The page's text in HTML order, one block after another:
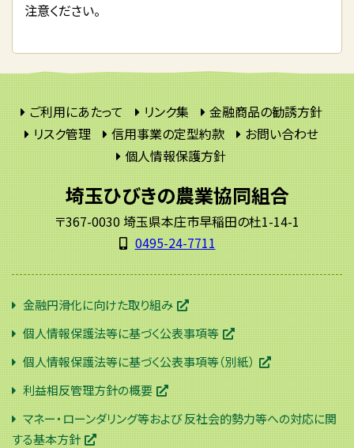
注意ください。
ご利用にあたって リンク集
金融商品の勧誘方針
リスク管理
信用事業の定型約款
お問い合わせ
個人情報保護方針
埼玉ひびきの農業協同組合
〒367-0030 埼玉県本庄市早稲田の杜1-14-1
0495-24-7711
金融円滑化に向けた取り組み
個人情報保護法等に基づく公表事項等
個人情報保護法等に基づく公表事項等（別紙）
利益相反管理方針の概要
マネー・ローンダリング等および 反社会的勢力等への対応に関
する基本方針